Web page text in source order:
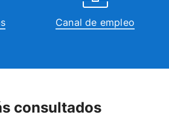
Canal de empleo
consultados